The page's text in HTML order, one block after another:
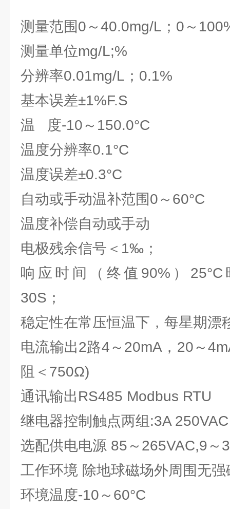
测量范围0～40.0mg/L；0～
测量单位mg/L;%
分辨率0.01mg/L；0.1%
基本误差±1%F.S
温 度-10～150.0°C
温度分辨率0.1°C
温度误差±0.3°C
自动或手动温补范围0～60°C
温度补偿自动或手动
电极残余信号 ＜1‰；
响应时间（终值90%）
30S；
稳定性在常压恒温下，每星期漂
电流输出2路4～20mA，20～
阻＜750Ω)
通讯输出RS485 Modbus RTU
继电器控制触点两组:3A
选配供电电源 85～265VAC,9～
工作环境 除地球磁场外周围无
环境温度-10～60°C